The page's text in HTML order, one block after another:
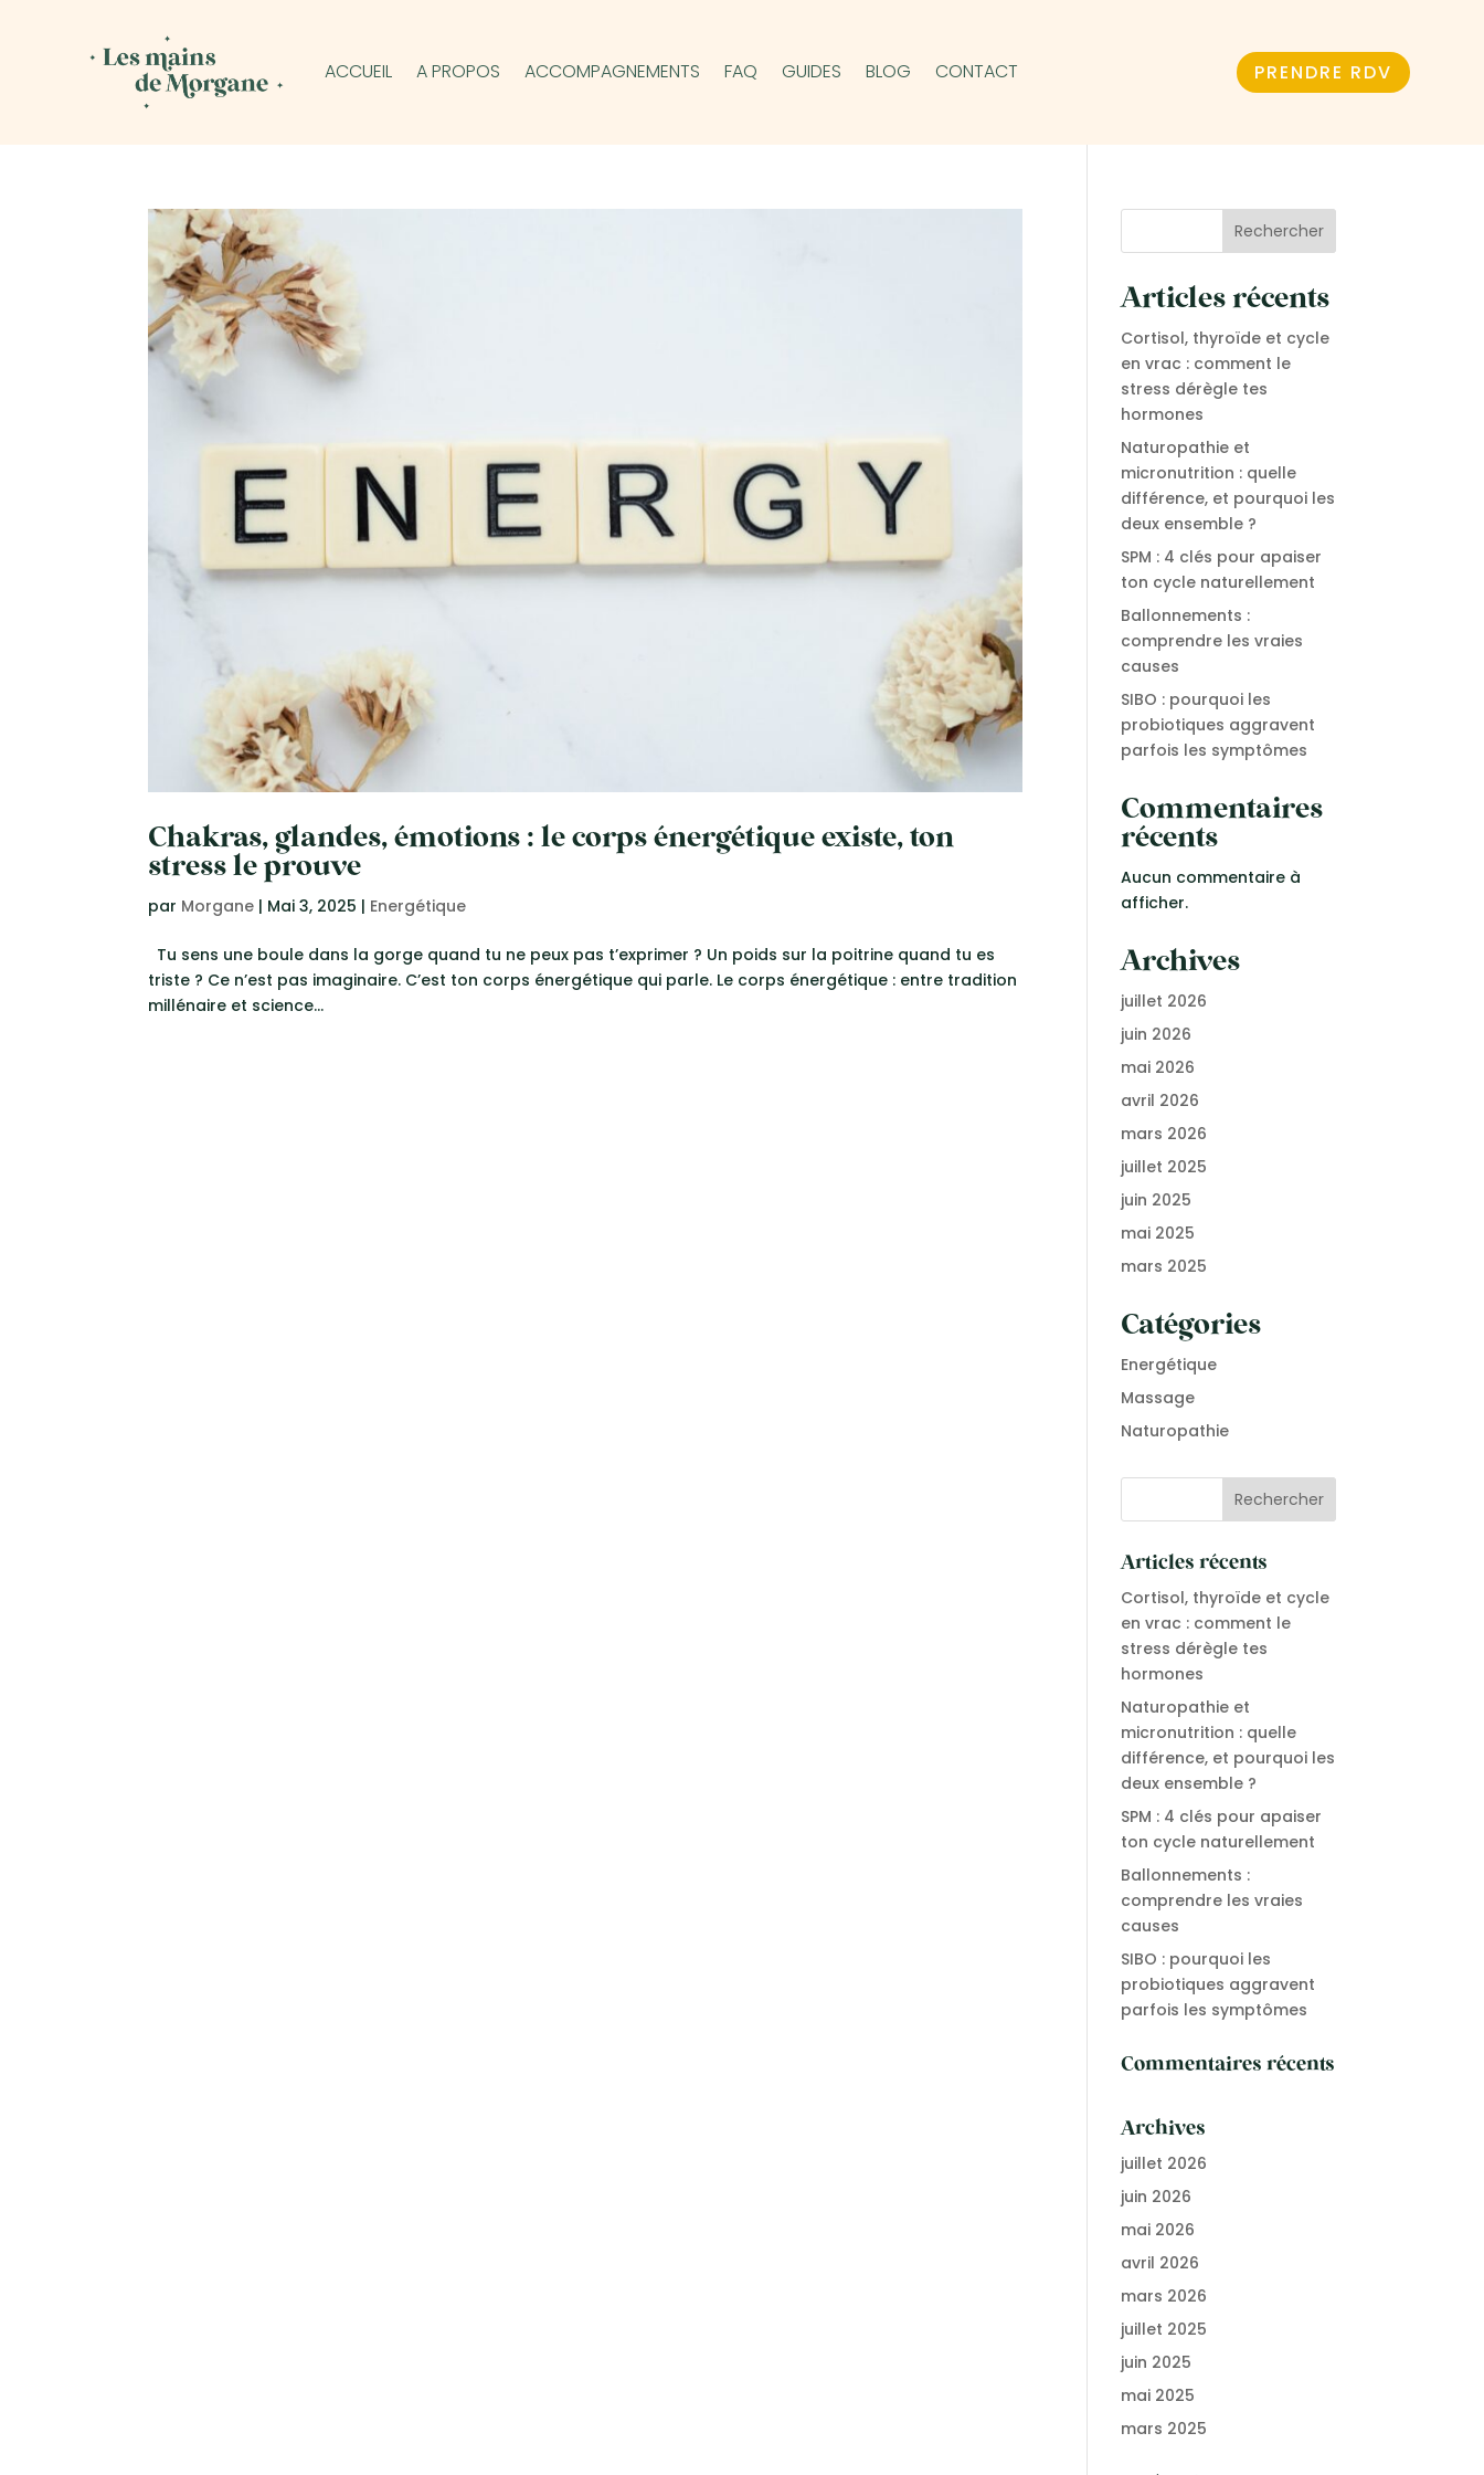
ACCUEIL A PROPOS ACCOMPAGNEMENTS FAQ GUIDES BLOG CONTACT PRENDRE RDV
Chakras, glandes, émotions : le corps énergétique existe, ton
stress le prouve
par Morgane | Mai 3, 2025 | Energétique
Tu sens une boule dans la gorge quand tu ne peux pas t’exprimer ? Un poids sur la poitrine quand tu es
triste ? Ce n’est pas imaginaire. C’est ton corps énergétique qui parle. Le corps énergétique : entre tradition
millénaire et science...
Rechercher
Articles récents
Cortisol, thyroïde et cycle
en vrac : comment le
stress dérègle tes
hormones
Naturopathie et
micronutrition : quelle
différence, et pourquoi les
deux ensemble ?
SPM : 4 clés pour apaiser
ton cycle naturellement
Ballonnements :
comprendre les vraies
causes
SIBO : pourquoi les
probiotiques aggravent
parfois les symptômes
Commentaires
récents
Aucun commentaire à
afficher.
Archives
juillet 2026
juin 2026
mai 2026
avril 2026
mars 2026
juillet 2025
juin 2025
mai 2025
mars 2025
Catégories
Energétique
Massage
Naturopathie
Articles récents
Cortisol, thyroïde et cycle
en vrac : comment le
stress dérègle tes
hormones
Naturopathie et
micronutrition : quelle
différence, et pourquoi les
deux ensemble ?
SPM : 4 clés pour apaiser
ton cycle naturellement
Ballonnements :
comprendre les vraies
causes
SIBO : pourquoi les
probiotiques aggravent
parfois les symptômes
Commentaires récents
Archives
juillet 2026
juin 2026
mai 2026
avril 2026
mars 2026
juillet 2025
juin 2025
mai 2025
mars 2025